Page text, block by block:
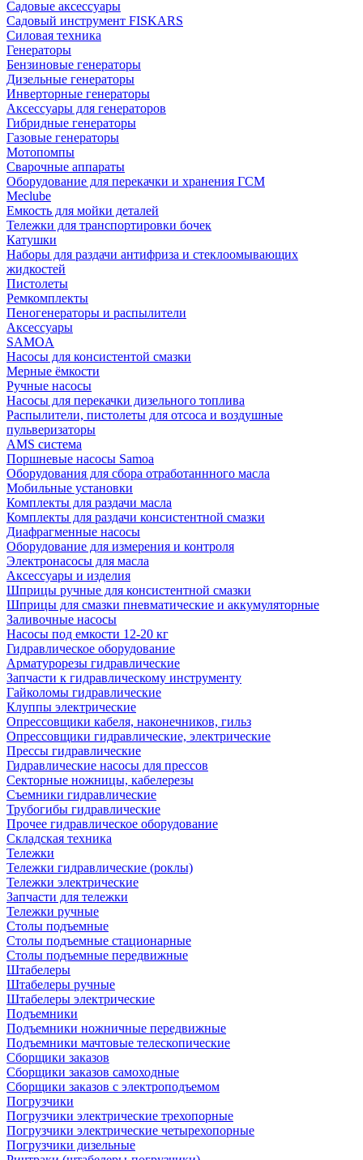
Садовые аксессуары
Садовый инструмент FISKARS
Силовая техника
Генераторы
Бензиновые генераторы
Дизельные генераторы
Инверторные генераторы
Аксессуары для генераторов
Гибридные генераторы
Газовые генераторы
Мотопомпы
Сварочные аппараты
Оборудование для перекачки и хранения ГСМ
Meclube
Емкость для мойки деталей
Тележки для транспортировки бочек
Катушки
Наборы для раздачи антифриза и стеклоомывающих
жидкостей
Пистолеты
Ремкомплекты
Пеногенераторы и распылители
Аксессуары
SAMOA
Насосы для консистентой смазки
Мерные ёмкости
Ручные насосы
Насосы для перекачки дизельного топлива
Распылители, пистолеты для отсоса и воздушные
пульверизаторы
AMS система
Поршневые насосы Samoa
Оборудования для сбора отработаннного масла
Мобильные установки
Комплекты для раздачи масла
Комплекты для раздачи консистентной смазки
Диафрагменные насосы
Оборудование для измерения и контроля
Электронасосы для масла
Аксессуары и изделия
Шприцы ручные для консистентной смазки
Шприцы для смазки пневматические и аккумуляторные
Заливочные насосы
Насосы под емкости 12-20 кг
Гидравлическое оборудование
Арматурорезы гидравлические
Запчасти к гидравлическому инструменту
Гайколомы гидравлические
Клуппы электрические
Опрессовщики кабеля, наконечников, гильз
Опрессовщики гидравлические, электрические
Прессы гидравлические
Гидравлические насосы для прессов
Секторные ножницы, кабелерезы
Съемники гидравлические
Трубогибы гидравлические
Прочее гидравлическое оборудование
Складская техника
Тележки
Тележки гидравлические (роклы)
Тележки электрические
Запчасти для тележки
Тележки ручные
Столы подъемные
Столы подъемные стационарные
Столы подъемные передвижные
Штабелеры
Штабелеры ручные
Штабелеры электрические
Подъемники
Подъемники ножничные передвижные
Подъемники мачтовые телескопические
Сборщики заказов
Сборщики заказов самоходные
Сборщики заказов с электроподъемом
Погрузчики
Погрузчики электрические трехопорные
Погрузчики электрические четырехопорные
Погрузчики дизельные